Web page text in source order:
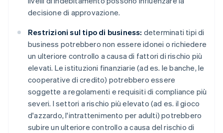
decisione di approvazione.
Restrizioni sul tipo di business: determinati tipi di
business potrebbero non essere idonei o richiedere
un ulteriore controllo a causa di fattori di rischio più
elevati. Le istituzioni finanziarie (ad es. le banche, le
cooperative di credito) potrebbero essere
soggette a regolamenti e requisiti di compliance più
severi. I settori a rischio più elevato (ad es. il gioco
d'azzardo, l'intrattenimento per adulti) potrebbero
subire un ulteriore controllo a causa del rischio di